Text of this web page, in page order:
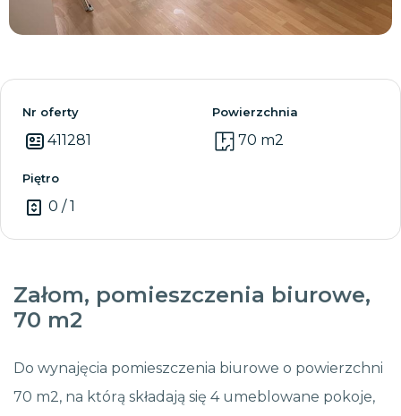
Nr oferty
411281
Powierzchnia
70 m2
Piętro
0 / 1
Załom, pomieszczenia biurowe,
70 m2
Do wynajęcia pomieszczenia biurowe o powierzchni
70 m2, na którą składają się 4 umeblowane pokoje,